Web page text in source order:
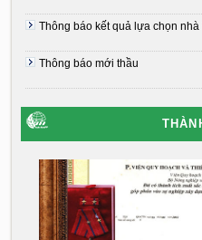
Thông báo kết quả lựa chọn nhà
Thông báo mới thầu